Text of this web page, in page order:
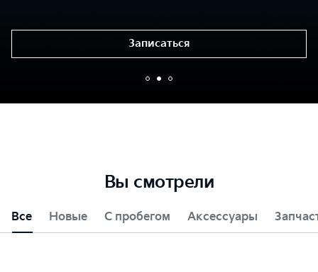
Записаться
Вы смотрели
Все Новые С пробегом Аксессуары